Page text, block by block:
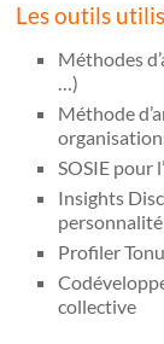
Les outils
Méthodes
…)
Méthode
SOSIE pour
Insights
personnalité
Profiler
collective